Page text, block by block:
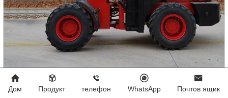
5-тонный погрузчик с телескопической стрелой
Дом Продукт телефон WhatsApp Почтов ящик